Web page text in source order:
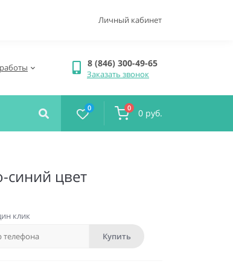
Личный кабинет
8 (846) 300-49-65
Заказать звонок
0 0 0 руб.
синий цвет
клик
Купить